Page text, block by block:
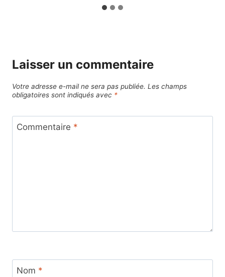
Laisser un commentaire
Votre adresse e-mail ne sera pas publiée. Les champs
obligatoires sont indiqués avec *
Commentaire *
Nom *